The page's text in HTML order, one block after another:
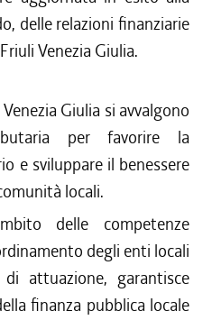
delle relazioni finanziarie
Venezia Giulia.
Giulia si avvalgono
per favorire la
e sviluppare il benessere
locali.
delle competenze
degli enti locali
attuazione, garantisce
finanza pubblica locale